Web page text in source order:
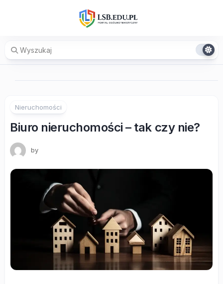
Nieruchomości
Biuro nieruchomości – tak czy nie?
by